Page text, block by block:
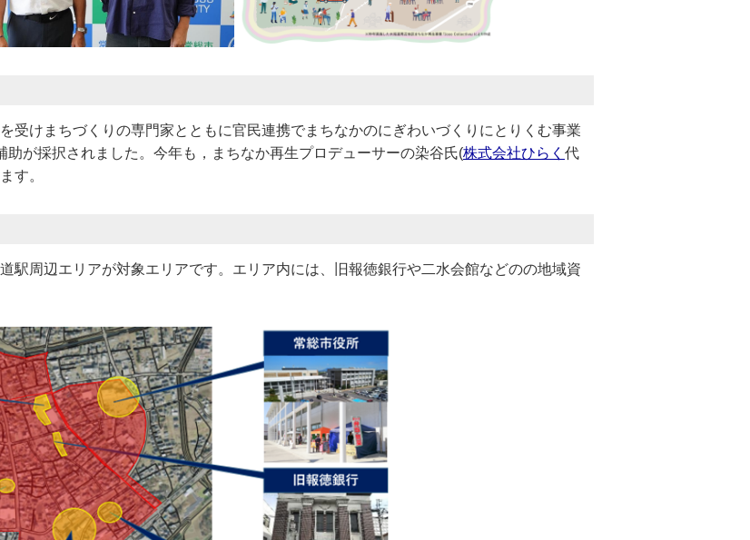
受けまちづくりの専門家とともに官民連携でまちなかのにぎわいづくりにとりくむ事業
が採択されました。今年も，まちなか再生プロデューサーの染谷氏(株式会社ひらく 代
す。
駅周辺エリアが対象エリアです。エリア内には、旧報徳銀行や二水会館などのの地域資